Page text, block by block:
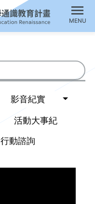
MENU
影音紀實
活動大事紀
行動諮詢